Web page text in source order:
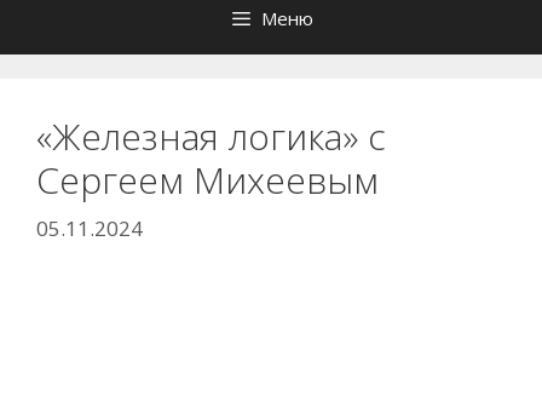
Меню
«Железная логика» с
Сергеем Михеевым
05.11.2024